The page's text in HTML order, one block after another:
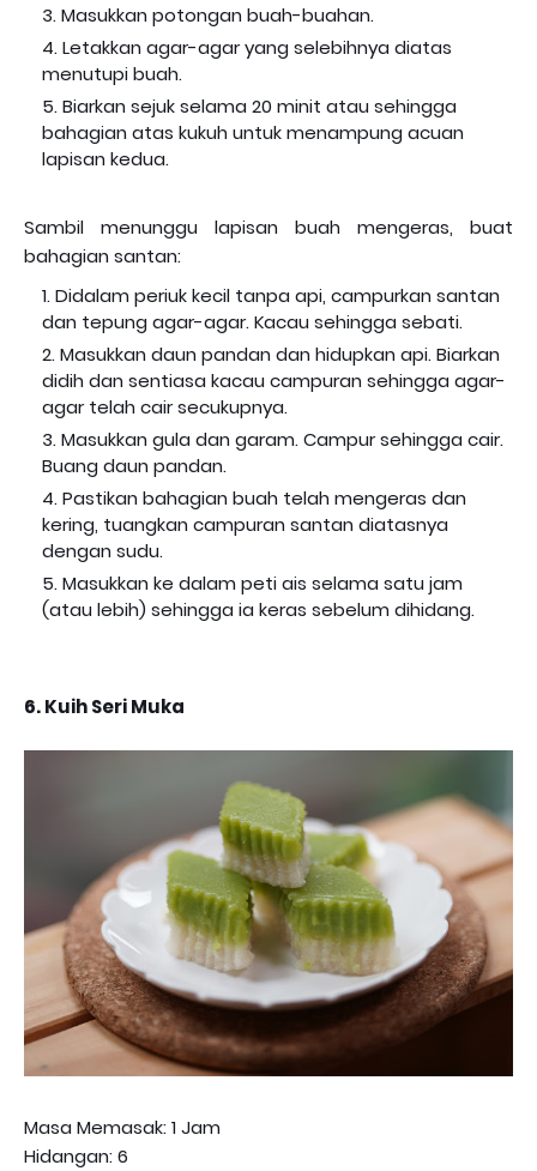
Masukkan potongan buah-buahan.
Letakkan agar-agar yang selebihnya diatas
menutupi buah.
Biarkan sejuk selama 20 minit atau sehingga
bahagian atas kukuh untuk menampung acuan
lapisan kedua.
Sambil menunggu lapisan buah mengeras, buat
bahagian santan:
Didalam periuk kecil tanpa api, campurkan santan
dan tepung agar-agar. Kacau sehingga sebati.
Masukkan daun pandan dan hidupkan api. Biarkan
didih dan sentiasa kacau campuran sehingga agar-
agar telah cair secukupnya.
Masukkan gula dan garam. Campur sehingga cair.
Buang daun pandan.
Pastikan bahagian buah telah mengeras dan
kering, tuangkan campuran santan diatasnya
dengan sudu.
Masukkan ke dalam peti ais selama satu jam
(atau lebih) sehingga ia keras sebelum dihidang.
6. Kuih Seri Muka
Masa Memasak: 1 Jam
Hidangan: 6